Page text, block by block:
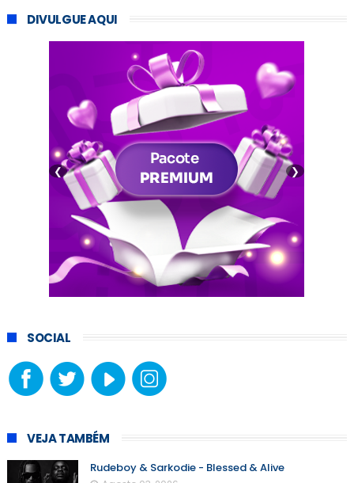
DIVULGUE AQUI
❮ ❯
SOCIAL
VEJA TAMBÉM
Rudeboy & Sarkodie - Blessed & Alive